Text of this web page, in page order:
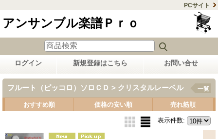
PCサイト
アンサンブル楽譜Ｐｒｏ
ログイン 新規登録はこちら お問い合せ
フルート（ピッコロ）ソロＣＤ > クリスタルレーベル 一覧
おすすめ順 価格の安い順 売れ筋順
表示件数: